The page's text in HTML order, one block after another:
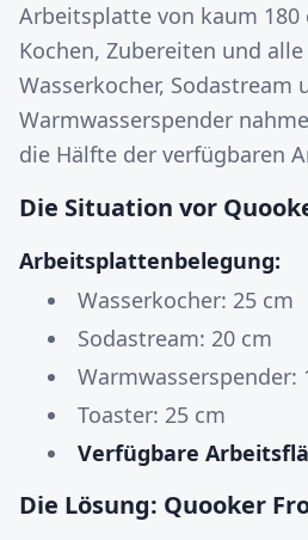
Arbeitsplatte von kaum
Kochen, Zubereiten und
Wasserkocher, Sodastream
Warmwasserspender
die Hälfte der verfügbaren
Die Situation vor
Arbeitsplattenbelegung:
Wasserkocher: 25 cm
Sodastream: 20 cm
Warmwasserspender:
Toaster: 25 cm
Verfügbare
Die Lösung: Quooker